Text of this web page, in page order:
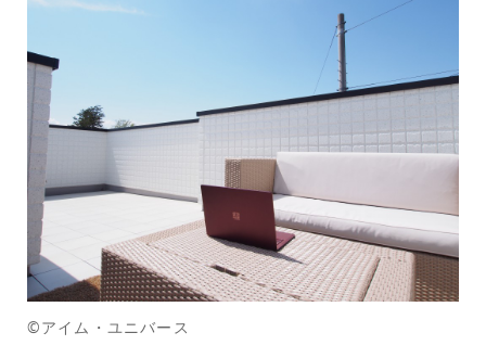
©アイム・ユニバース